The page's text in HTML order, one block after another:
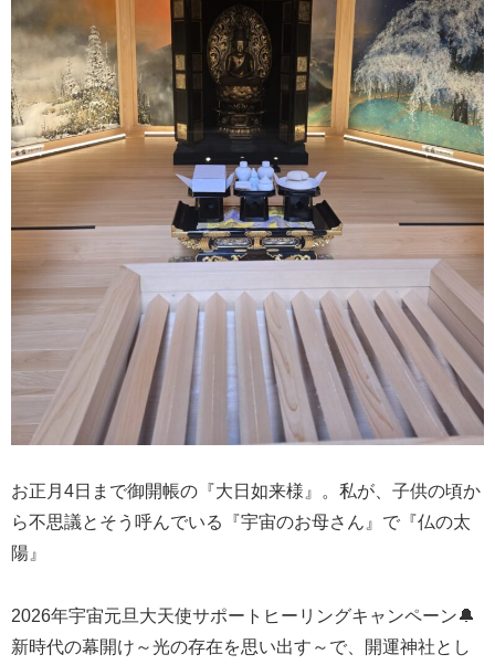
お正月4日まで御開帳の『大日如来様』。私が、子供の頃か
ら不思議とそう呼んでいる『宇宙のお母さん』で『仏の太
陽』
2026年宇宙元旦大天使サポートヒーリングキャンペーン🔔
新時代の幕開け～光の存在を思い出す～で、開運神社とし